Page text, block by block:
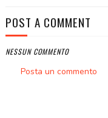
POST A COMMENT
NESSUN COMMENTO
Posta un commento